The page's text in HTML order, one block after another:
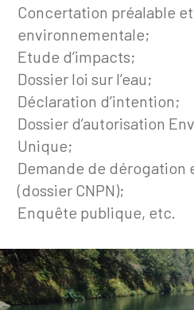
Concertation préalable
environnementale;
Etude d’impacts;
Dossier loi sur l’eau;
Déclaration d’intention;
Dossier d’autorisation
Unique;
Demande de dérogation
(dossier CNPN);
Enquête publique, etc.